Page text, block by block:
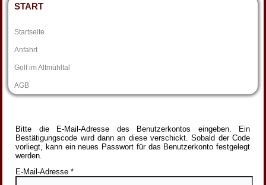
START
Startseite
Anfahrt
Golf im Altmühltal
AGB
Bitte die E-Mail-Adresse des Benutzerkontos eingeben. Ein
Bestätigungscode wird dann an diese verschickt. Sobald der Code
vorliegt, kann ein neues Passwort für das Benutzerkonto festgelegt
werden.
E-Mail-Adresse *